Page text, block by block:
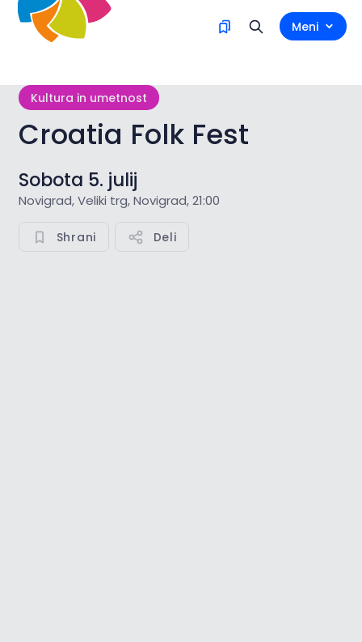
Meni
Kultura in umetnost
Croatia Folk Fest
Sobota 5. julij
Novigrad, Veliki trg, Novigrad, 21:00
Shrani Deli